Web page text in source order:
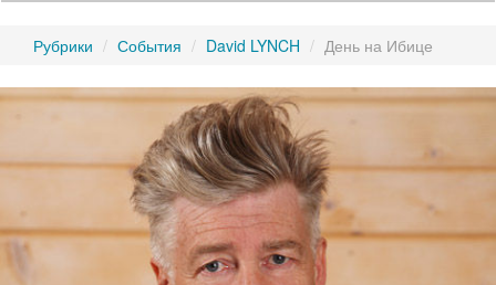
Рубрики События David LYNCH День на Ибице